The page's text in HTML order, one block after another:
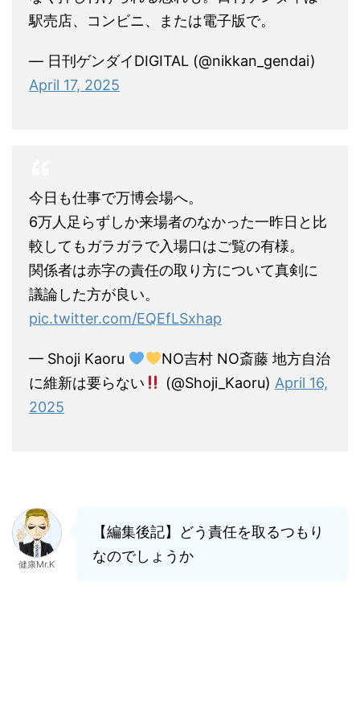
駅売店、コンビニ、または電子版で。
— 日刊ゲンダイDIGITAL (@nikkan_gendai)
April 17, 2025
今日も仕事で万博会場へ。
6万人足らずしか来場者のなかった一昨日と比
較してもガラガラで入場口はご覧の有様。
関係者は赤字の責任の取り方について真剣に
議論した方が良い。
pic.twitter.com/EQEfLSxhap
— Shoji Kaoru
NO吉村 NO斎藤 地方自治
に維新は要らない
(@Shoji_Kaoru) April 16,
2025
健康Mr.K
【編集後記】どう責任を取るつもり
なのでしょうか